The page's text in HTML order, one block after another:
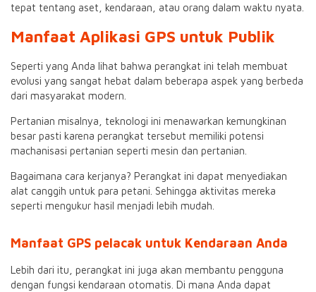
tepat tentang aset, kendaraan, atau orang dalam waktu nyata.
Manfaat Aplikasi GPS untuk Publik
Seperti yang Anda lihat bahwa perangkat ini telah membuat
evolusi yang sangat hebat dalam beberapa aspek yang berbeda
dari masyarakat modern.
Pertanian misalnya, teknologi ini menawarkan kemungkinan
besar pasti karena perangkat tersebut memiliki potensi
machanisasi pertanian seperti mesin dan pertanian.
Bagaimana cara kerjanya? Perangkat ini dapat menyediakan
alat canggih untuk para petani. Sehingga aktivitas mereka
seperti mengukur hasil menjadi lebih mudah.
Manfaat GPS pelacak untuk Kendaraan Anda
Lebih dari itu, perangkat ini juga akan membantu pengguna
dengan fungsi kendaraan otomatis. Di mana Anda dapat